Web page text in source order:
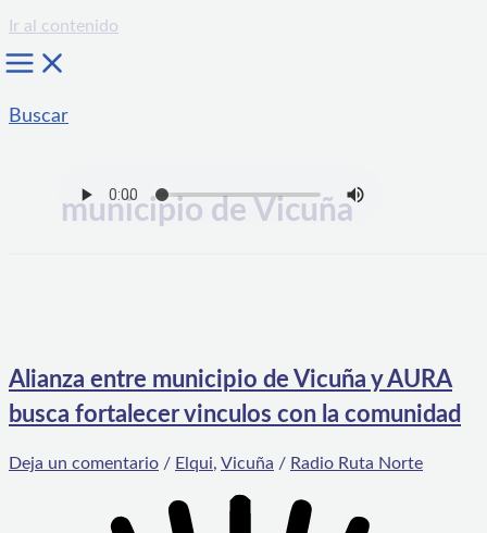
Ir al contenido
Buscar
municipio de Vicuña
Alianza entre municipio de Vicuña y AURA
busca fortalecer vinculos con la comunidad
Deja un comentario / Elqui, Vicuña / Radio Ruta Norte